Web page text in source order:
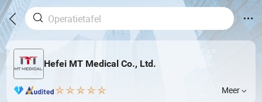
Hefei MT Medical Co., Ltd.
Meer